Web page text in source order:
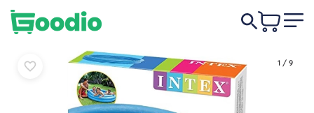
1 / 9
2 240 Ft Kosárba